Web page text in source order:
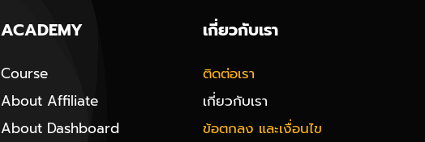
ACADEMY
Course
About Affiliate
About Dashboard
เกี่ยวกับเรา
ติดต่อเรา
เกี่ยวกับเรา
ข้อตกลง และเงื่อนไข